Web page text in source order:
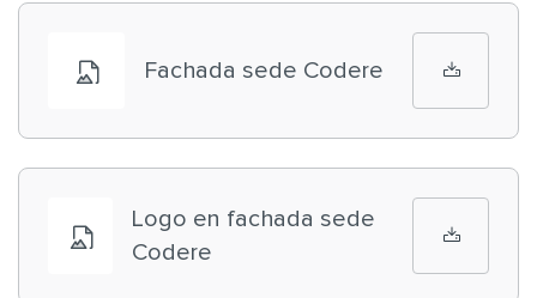
Fachada sede Codere
Logo en fachada sede
Codere